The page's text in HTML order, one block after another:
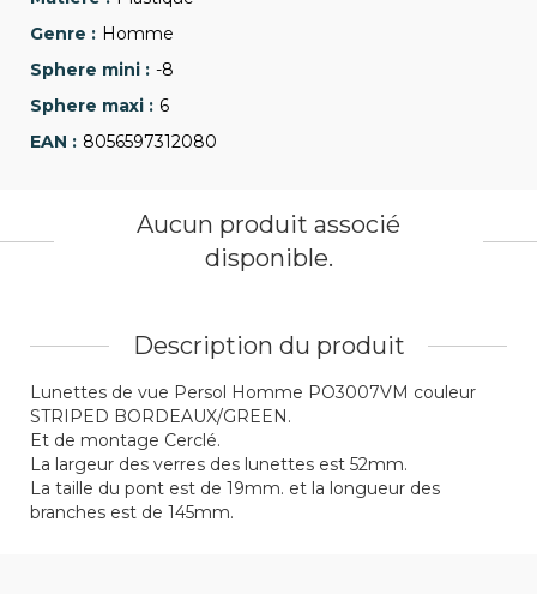
Homme
-8
6
8056597312080
Description du produit
Lunettes de vue Persol Homme PO3007VM couleur
STRIPED BORDEAUX/GREEN.
Et de montage Cerclé.
La largeur des verres des lunettes est 52mm.
La taille du pont est de 19mm. et la longueur des
branches est de 145mm.
Aucun produit associé
disponible.